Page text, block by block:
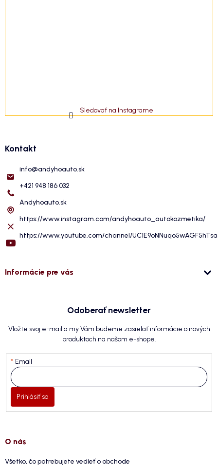
Sledovať na Instagrame
Kontakt
info@andyhoauto.sk
+421 948 186 032
Andyhoauto.sk
https://www.instagram.com/andyhoauto_autokozmetika/
https://www.youtube.com/channel/
Informácie pre vás
Odoberať newsletter
Vložte svoj e-mail a my Vám budeme zasielať informácie o nových
produktoch na našom e-shope.
Email
Prihlásiť sa
O nás
Všetko, čo potrebujete vedieť o obchode